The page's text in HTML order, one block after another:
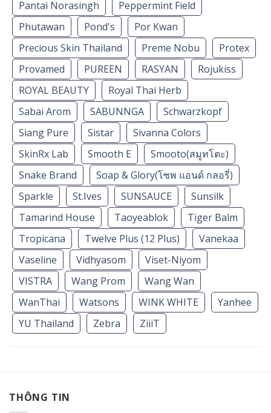
Pantai Norasingh
Peppermint Field
Phutawan
Pond's
Por Kwan
Precious Skin Thailand
Preme Nobu
Protex
Provamed
PUREEN RASYAN
Rojukiss
ROYAL BEAUTY
Royal Thai Herb
Sabai Arom
SABUNNGA
Schwarzkopf
Siang Pure
Sistar
Sivanna Colors
SkinRx Lab
Smooth E
Smooto(สมูทโตะ)
Snake Brand
Soap & Glory(โซพ แอนด์ กลอรี่)
Sparkle
St.Ives SUNSAUCE
Sunsilk
Tamarind House
Taoyeablok
Tiger Balm
Tropicana
Twelve Plus (12 Plus)
Vanekaa
Vaseline
Vidhyasom
Viset-Niyom
VISTRA
Wang Prom
Wang Wan
WanThai
Watsons WINK WHITE
Yanhee
YU Thailand
Zebra ZiiiT
THÔNG TIN